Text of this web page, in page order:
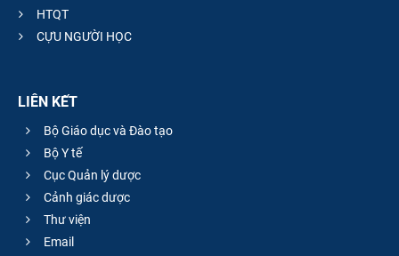
HTQT
CỰU NGƯỜI HỌC
LIÊN KẾT
Bộ Giáo dục và Đào tạo
Bộ Y tế
Cục Quản lý dược
Cảnh giác dược
Thư viện
Email